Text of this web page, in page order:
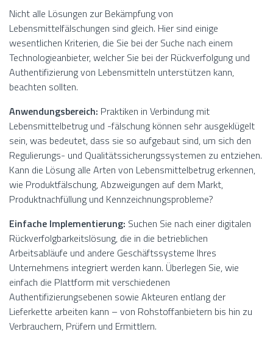
Nicht alle Lösungen zur Bekämpfung von
Lebensmittelfälschungen sind gleich. Hier sind einige
wesentlichen Kriterien, die Sie bei der Suche nach einem
Technologieanbieter, welcher Sie bei der Rückverfolgung und
Authentifizierung von Lebensmitteln unterstützen kann,
beachten sollten.
Anwendungsbereich: Praktiken in Verbindung mit
Lebensmittelbetrug und -fälschung können sehr ausgeklügelt
sein, was bedeutet, dass sie so aufgebaut sind, um sich den
Regulierungs- und Qualitätssicherungssystemen zu entziehen.
Kann die Lösung alle Arten von Lebensmittelbetrug erkennen,
wie Produktfälschung, Abzweigungen auf dem Markt,
Produktnachfüllung und Kennzeichnungsprobleme?
Einfache Implementierung: Suchen Sie nach einer digitalen
Rückverfolgbarkeitslösung, die in die betrieblichen
Arbeitsabläufe und andere Geschäftssysteme Ihres
Unternehmens integriert werden kann. Überlegen Sie, wie
einfach die Plattform mit verschiedenen
Authentifizierungsebenen sowie Akteuren entlang der
Lieferkette arbeiten kann – von Rohstoffanbietern bis hin zu
Verbrauchern, Prüfern und Ermittlern.